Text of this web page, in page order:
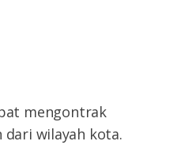
mengontrak
wilayah kota.